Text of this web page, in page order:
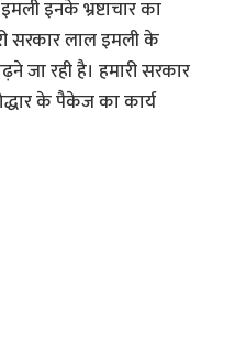
इनके भ्रष्टाचार का
सरकार लाल इमली के
जा रही है। हमारी सरकार
के पैकेज का कार्य